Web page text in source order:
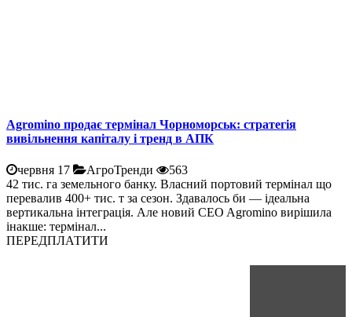
Agromino продає термінал Чорноморськ: стратегія
вивільнення капіталу і тренд в АПК
червня 17 АгроТренди
563
42 тис. га земельного банку. Власний портовий термінал що
перевалив 400+ тис. т за сезон. Здавалось би — ідеальна
вертикальна інтеграція. Але новий CEO Agromino вирішила
інакше: термінал...
ПЕРЕДПЛАТИТИ